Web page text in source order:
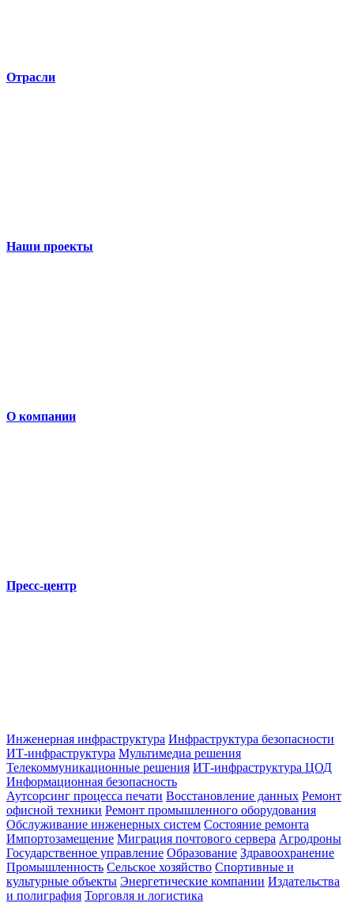
Отрасли
Наши проекты
О компании
Пресс-центр
Инженерная инфраструктура Инфраструктура безопасности
ИТ-инфраструктура Мультимедиа решения
Телекоммуникационные решения ИТ-инфраструктура ЦОД
Информационная безопасность
Аутсорсинг процесса печати Восстановление данных Ремонт
офисной техники Ремонт промышленного оборудования
Обслуживание инженерных систем Состояние ремонта
Импортозамещение Миграция почтового сервера Агродроны
Государственное управление Образование Здравоохранение
Промышленность Сельское хозяйство Спортивные и
культурные объекты Энергетические компании Издательства
и полиграфия Торговля и логистика